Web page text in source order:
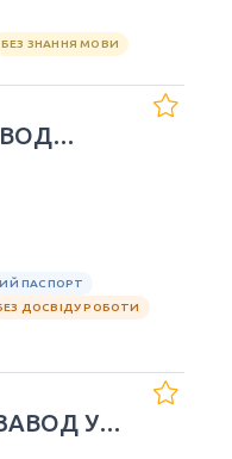
БЕЗ ЗНАННЯ МОВИ
ПАСПОРТ
ДОСВІДУ РОБОТИ
У